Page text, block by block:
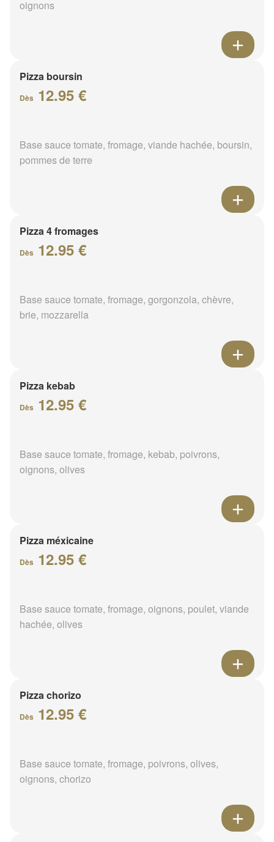
oignons
Pizza boursin
Dès 12.95 €
Base sauce tomate, fromage, viande hachée, boursin,
pommes de terre
Pizza 4 fromages
Dès 12.95 €
Base sauce tomate, fromage, gorgonzola, chèvre,
brie, mozzarella
Pizza kebab
Dès 12.95 €
Base sauce tomate, fromage, kebab, poivrons,
oignons, olives
Pizza méxicaine
Dès 12.95 €
Base sauce tomate, fromage, oignons, poulet, viande
hachée, olives
Pizza chorizo
Dès 12.95 €
Base sauce tomate, fromage, poivrons, olives,
oignons, chorizo